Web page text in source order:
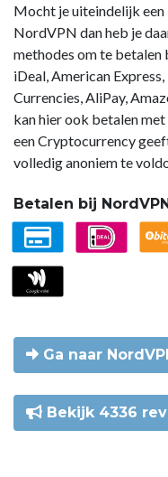
Mocht je uiteindelijk
NordVPN dan heb je
methodes om te
iDeal, American
Currencies, AliPay,
kan hier ook betalen
een Cryptocurrency
volledig anoniem te
Betalen bij
Ga naar
Bekijk 4336